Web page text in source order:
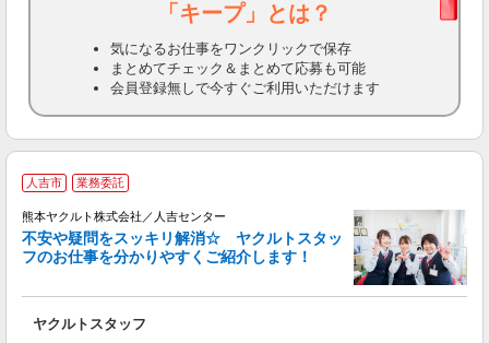
「キープ」とは？
気になるお仕事をワンクリックで保存
まとめてチェック＆まとめて応募も可能
会員登録無しで今すぐご利用いただけます
人吉市 業務委託
熊本ヤクルト株式会社／人吉センター
不安や疑問をスッキリ解消☆ ヤクルトスタッ
フのお仕事を分かりやすくご紹介します！
ヤクルトスタッフ